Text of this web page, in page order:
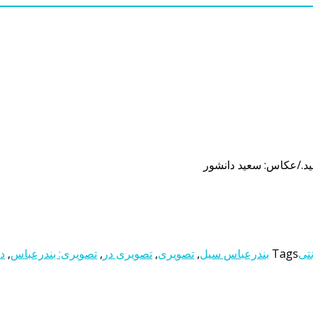
عکاس: سعید دانشور
Tags بندرعباس سیل, تصویری, تصویری در , تصویری: بندرعباس,